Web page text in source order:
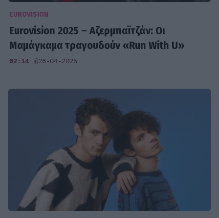
EUROVISION
Eurovision 2025 – Αζερμπαϊτζάν: Οι
Μαμάγκαμα τραγουδούν «Run With U»
02:14 @26-04-2025